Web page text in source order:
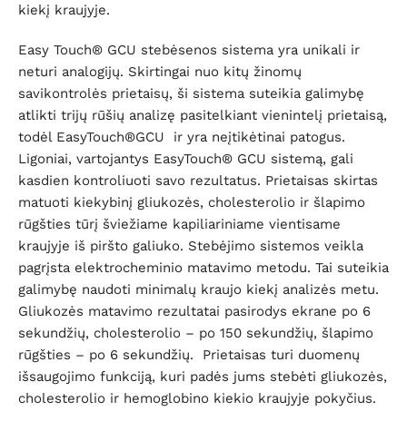
kiekį kraujyje.
Easy Touch® GCU stebėsenos sistema yra unikali ir
neturi analogijų. Skirtingai nuo kitų žinomų
savikontrolės prietaisų, ši sistema suteikia galimybę
atlikti trijų rūšių analizę pasitelkiant vienintelį prietaisą,
todėl EasyTouch®GCU ir yra neįtikėtinai patogus.
Ligoniai, vartojantys EasyTouch® GCU sistemą, gali
kasdien kontroliuoti savo rezultatus. Prietaisas skirtas
matuoti kiekybinį gliukozės, cholesterolio ir šlapimo
rūgšties tūrį šviežiame kapiliariniame vientisame
kraujyje iš piršto galiuko. Stebėjimo sistemos veikla
pagrįsta elektrocheminio matavimo metodu. Tai suteikia
galimybę naudoti minimalų kraujo kiekį analizės metu.
Gliukozės matavimo rezultatai pasirodys ekrane po 6
sekundžių, cholesterolio – po 150 sekundžių, šlapimo
rūgšties – po 6 sekundžių. Prietaisas turi duomenų
išsaugojimo funkciją, kuri padės jums stebėti gliukozės,
cholesterolio ir hemoglobino kiekio kraujyje pokyčius.